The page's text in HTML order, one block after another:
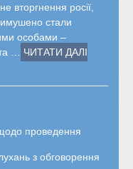
вторгнення росії,
стали
особами –
… ЧИТАТИ ДАЛІ
проведення
з обговорення